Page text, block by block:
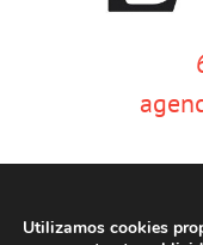
Utilizamos cookies